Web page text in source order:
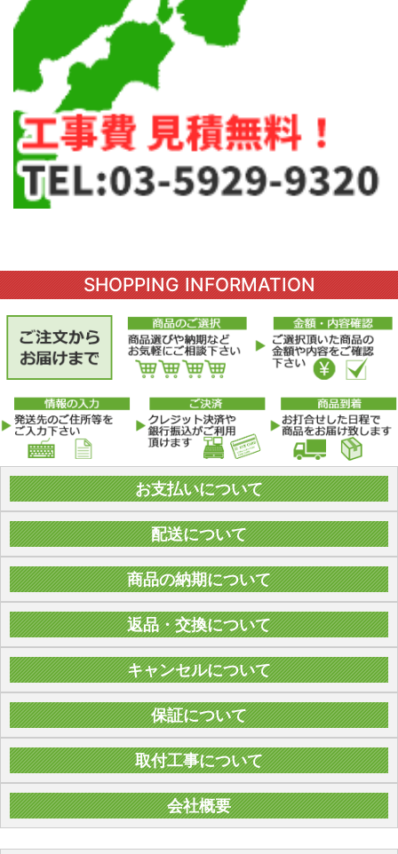
SHOPPING INFORMATION
お支払いについて
配送について
商品の納期について
返品・交換について
キャンセルについて
保証について
取付工事について
会社概要